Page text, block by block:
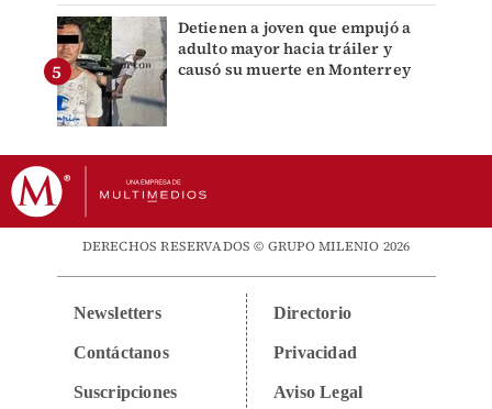
Detienen a joven que empujó a
adulto mayor hacia tráiler y
causó su muerte en Monterrey
DERECHOS RESERVADOS © GRUPO MILENIO 2026
Newsletters
Contáctanos
Suscripciones
Directorio
Privacidad
Aviso Legal